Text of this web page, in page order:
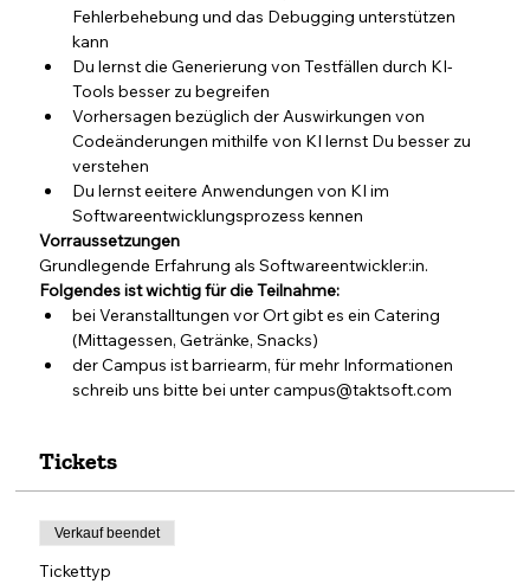
Fehlerbehebung und das Debugging unterstützen
kann
Du lernst die Generierung von Testfällen durch KI-
Tools besser zu begreifen
Vorhersagen bezüglich der Auswirkungen von
Codeänderungen mithilfe von KI lernst Du besser zu
verstehen
Du lernst eeitere Anwendungen von KI im
Softwareentwicklungsprozess kennen
Vorraussetzungen
Grundlegende Erfahrung als Softwareentwickler:in.
Folgendes ist wichtig für die Teilnahme:
bei Veranstalltungen vor Ort gibt es ein Catering
(Mittagessen, Getränke, Snacks)
der Campus ist barriearm, für mehr Informationen
schreib uns bitte bei unter campus@taktsoft.com
Tickets
Verkauf beendet
Tickettyp